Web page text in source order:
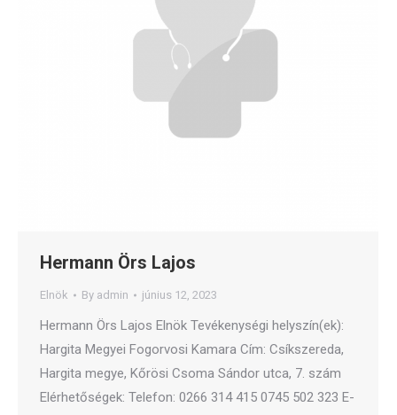
Hermann Örs Lajos
Elnök By admin június 12, 2023
Hermann Örs Lajos Elnök Tevékenységi helyszín(ek):
Hargita Megyei Fogorvosi Kamara Cím: Csíkszereda,
Hargita megye, Kőrösi Csoma Sándor utca, 7. szám
Elérhetőségek: Telefon: 0266 314 415 0745 502 323 E-